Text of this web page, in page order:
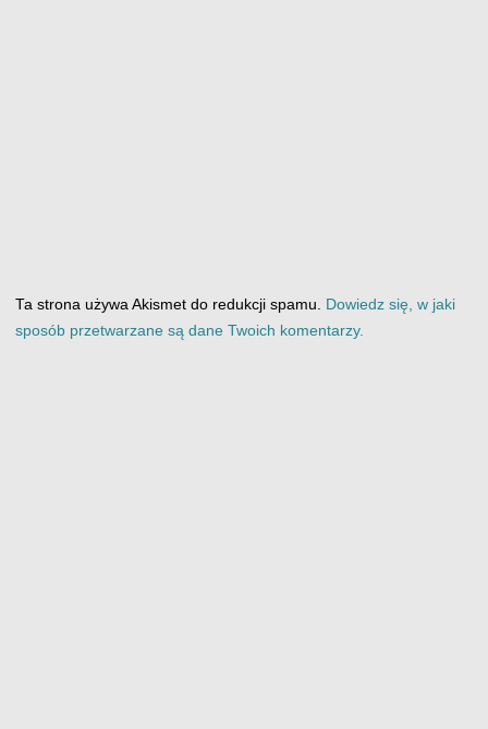
Ta strona używa Akismet do redukcji spamu. Dowiedz się, w jaki
sposób przetwarzane są dane Twoich komentarzy.